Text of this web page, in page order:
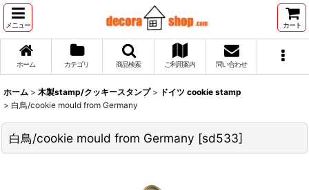
メニュー カート
ホーム カテゴリ 商品検索 ご利用案内 問い合わせ
ホーム > 木製stamp/クッキースタンプ > ドイツ cookie stamp
> 白鳥/cookie mould from Germany
白鳥/cookie mould from Germany [sd533]